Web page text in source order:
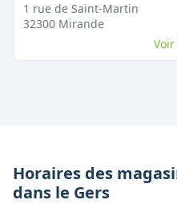
1 rue de Saint-Martin
32300 Mirande
Horaires des
dans le Gers